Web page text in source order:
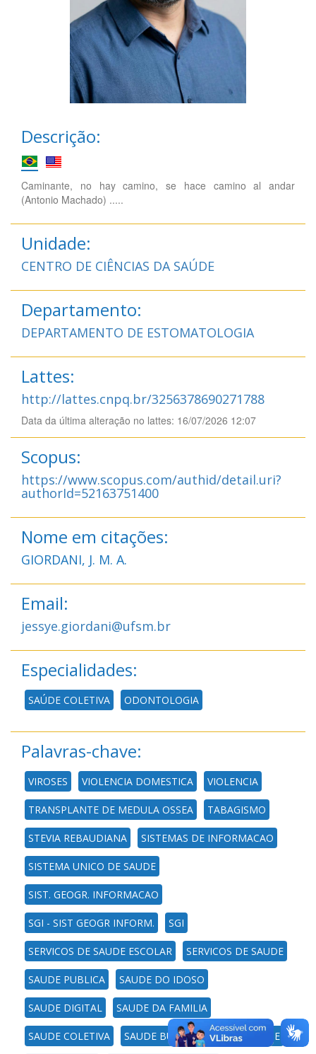
Descrição:
Caminante, no hay camino, se hace camino al andar
(Antonio Machado) .....
Unidade:
CENTRO DE CIÊNCIAS DA SAÚDE
Departamento:
DEPARTAMENTO DE ESTOMATOLOGIA
Lattes:
http://lattes.cnpq.br/3256378690271788
Data da última alteração no lattes: 16/07/2026 12:07
Scopus:
https://www.scopus.com/authid/detail.uri?
authorId=52163751400
Nome em citações:
GIORDANI, J. M. A.
Email:
jessye.giordani@ufsm.br
Especialidades:
SAÚDE COLETIVA ODONTOLOGIA
Palavras-chave:
VIROSES VIOLENCIA DOMESTICA VIOLENCIA
TRANSPLANTE DE MEDULA OSSEA TABAGISMO
STEVIA REBAUDIANA SISTEMAS DE INFORMACAO
SISTEMA UNICO DE SAUDE
SIST. GEOGR. INFORMACAO
SGI - SIST GEOGR INFORM. SGI
SERVICOS DE SAUDE ESCOLAR SERVICOS DE SAUDE
SAUDE PUBLICA SAUDE DO IDOSO
SAUDE DIGITAL SAUDE DA FAMILIA
SAUDE COLETIVA SAUDE BUCAL DA COMUNIDADE